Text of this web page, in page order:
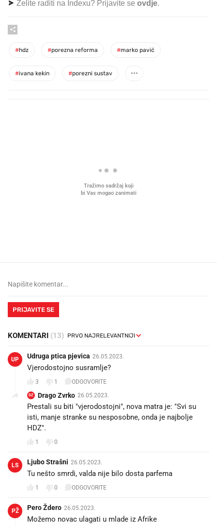
Želite raditi na Indexu? Prijavite se ovdje.
#hdz #porezna reforma #marko pavić
#ivana kekin #porezni sustav
PRIJAVITE SE
KOMENTARI (13)
UP Udruga ptica pjevica 26.05.2023.
Vjerodostojno susramlje?
3 1 ODGOVORITE
DZ Drago Zvrko 26.05.2023.
Prestali su biti "vjerodostojni", nova matra je: "Svi su
isti, manje stranke su nesposobne, onda je najbolje
HDZ".
1 0
LS Ljubo Strašni 26.05.2023.
Tu nešto smrdi, valda nije bilo dosta parfema
1 0 ODGOVORITE
PŽ Pero Ždero 26.05.2023.
Možemo novac ulagati u mlade iz Afrike